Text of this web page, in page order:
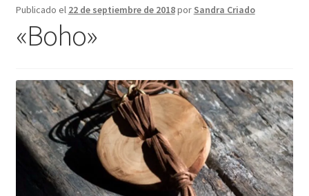
Filosofía de marca
Mi cuenta
Publicado el 22 de septiembre de 2018por Sandra Criado
«Boho»